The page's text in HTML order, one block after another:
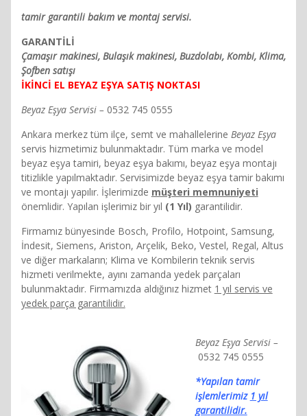
tamir garantili bakım ve montaj servisi.
GARANTİLİ
Çamaşır makinesi, Bulaşık makinesi, Buzdolabı, Kombi, Klima,
Şofben satışı
İKİNCİ EL BEYAZ EŞYA SATIŞ NOKTASI
Beyaz Eşya Servisi – 0532 745 0555
Ankara merkez tüm ilçe, semt ve mahallelerine Beyaz Eşya
servis hizmetimiz bulunmaktadır. Tüm marka ve model
beyaz eşya tamiri, beyaz eşya bakımı, beyaz eşya montajı
titizlikle yapılmaktadır. Servisimizde beyaz eşya tamir bakımı
ve montajı yapılır. İşlerimizde müşteri memnuniyeti
önemlidir. Yapılan işlerimiz bir yıl (1 Yıl) garantilidir.
Firmamız bünyesinde Bosch, Profilo, Hotpoint, Samsung,
İndesit, Siemens, Ariston, Arçelik, Beko, Vestel, Regal, Altus
ve diğer markaların; Klima ve Kombilerin teknik servis
hizmeti verilmekte, ayını zamanda yedek parçaları
bulunmaktadır. Firmamızda aldığınız hizmet 1 yıl servis ve
yedek parça garantilidir.
Beyaz Eşya Servisi –
0532 745 0555
*Yapılan tamir
işlemlerimiz 1 yıl
garantilidir.